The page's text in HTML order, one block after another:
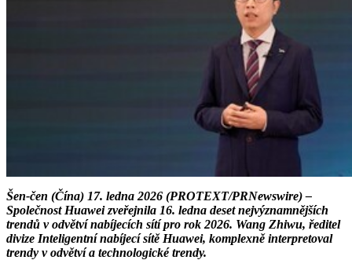
Šen-čen (Čína) 17. ledna 2026 (PROTEXT/PRNewswire) –
Společnost Huawei zveřejnila 16. ledna deset nejvýznamnějších
trendů v odvětví nabíjecích sítí pro rok 2026. Wang Zhiwu, ředitel
divize Inteligentní nabíjecí sítě Huawei, komplexně interpretoval
trendy v odvětví a technologické trendy.